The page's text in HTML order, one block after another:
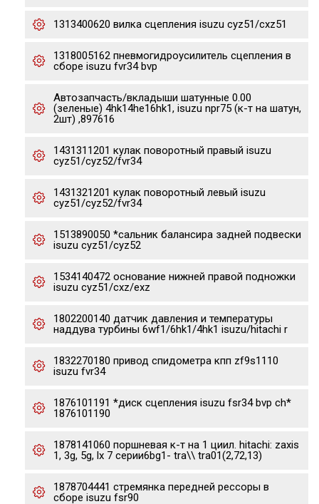
1313400620 вилка сцепления isuzu cyz51/cxz51
1318005162 пневмогидроусилитель сцепления в
сборе isuzu fvr34 bvp
Автозапчасть/вкладыши шатунные 0.00
(зеленые) 4hk14he16hk1, isuzu npr75 (к-т на шатун,
2шт) ,897616
1431311201 кулак поворотный правый isuzu
cyz51/cyz52/fvr34
1431321201 кулак поворотный левый isuzu
cyz51/cyz52/fvr34
1513890050 *сальник балансира задней подвески
isuzu cyz51/cyz52
1534140472 основание нижней правой подножки
isuzu cyz51/cxz/exz
1802200140 датчик давления и температуры
наддува турбины 6wf1/6hk1/4hk1 isuzu/hitachi r
1832270180 привод спидометра кпп zf9s1110
isuzu fvr34
1876101191 *диск сцепления isuzu fsr34 bvp ch*
1876101190
1878141060 поршневая к-т на 1 циил. hitachi: zaxis
1, 3g, 5g, lx 7 серии6bg1- tra\\ tra01(2,72,13)
1878704441 стремянка передней рессоры в
сборе isuzu fsr90